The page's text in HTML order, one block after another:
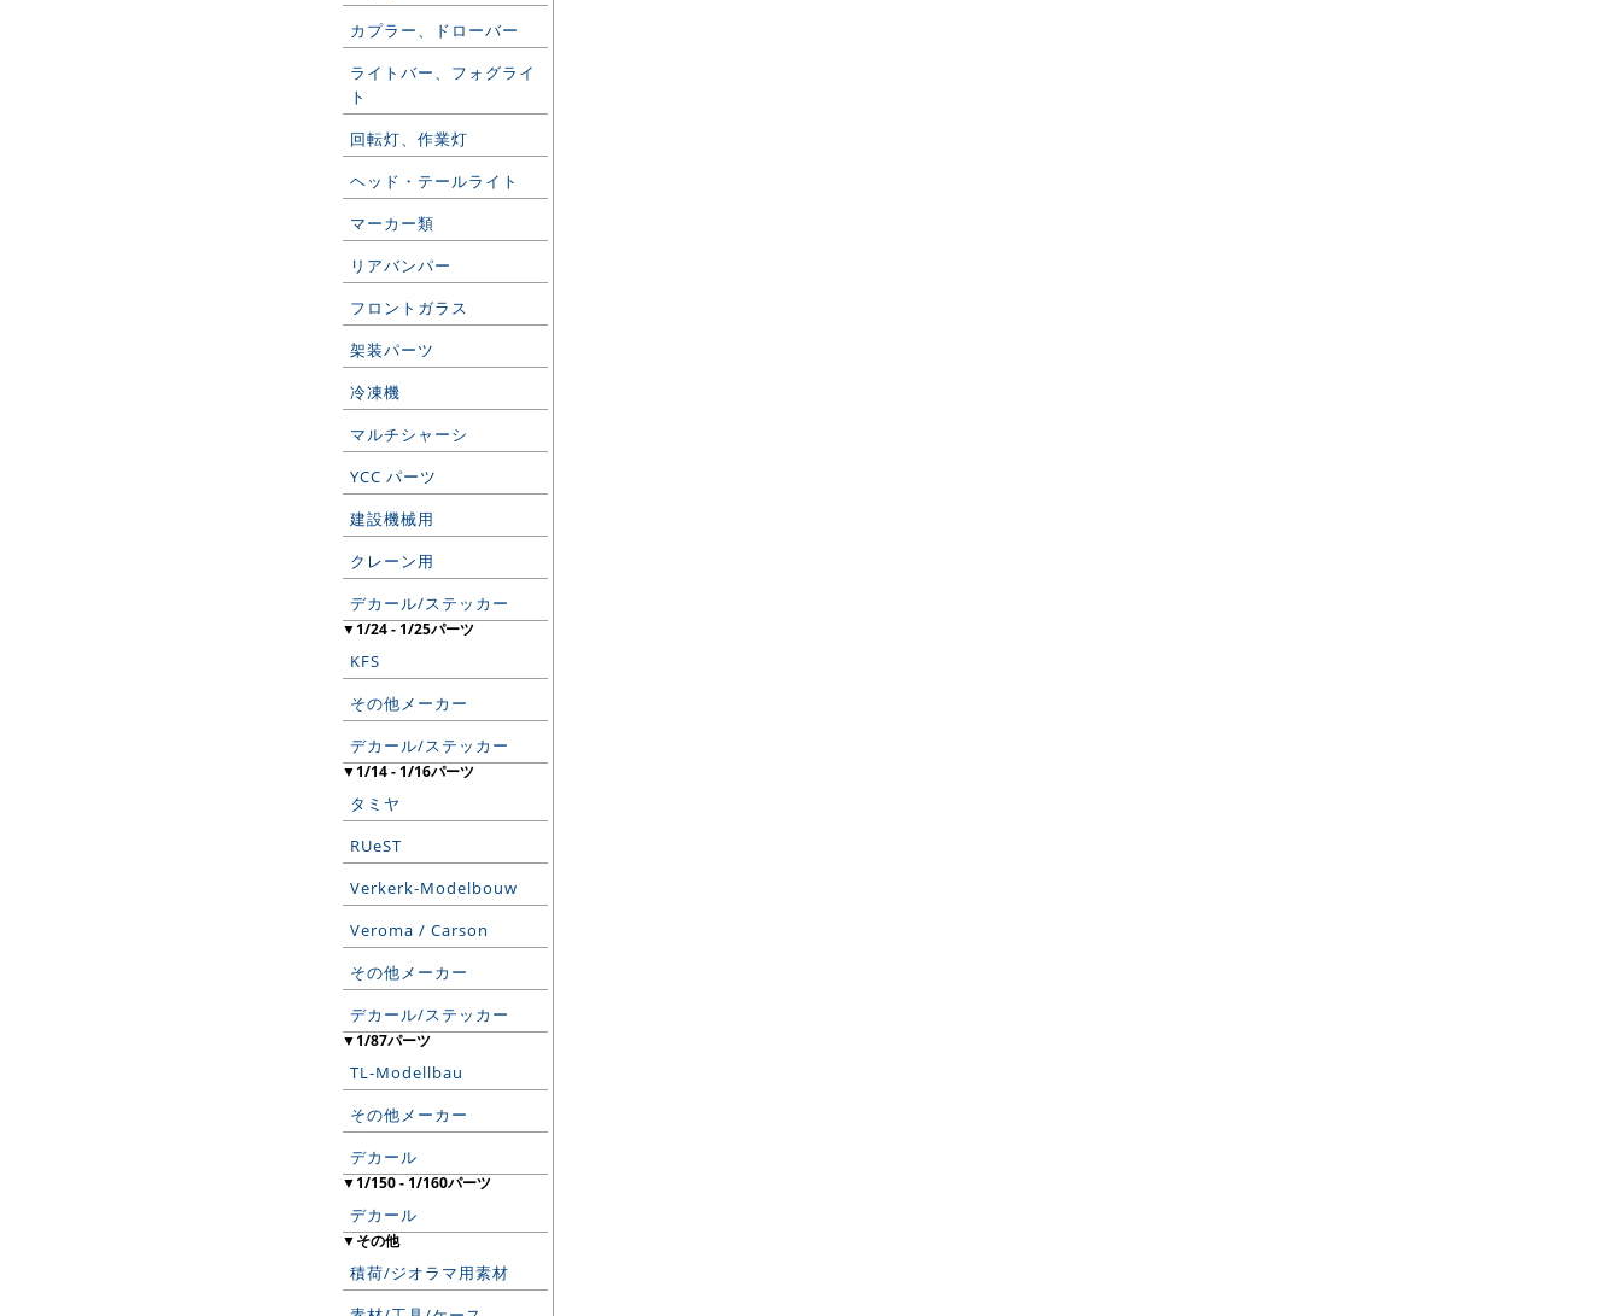
カプラー、ドローバー
ライトバー、フォグライ
ト
回転灯、作業灯
ヘッド・テールライト
マーカー類
リアバンパー
フロントガラス
架装パーツ
冷凍機
マルチシャーシ
YCC パーツ
建設機械用
クレーン用
デカール/ステッカー
▼1/24 - 1/25パーツ
KFS
その他メーカー
デカール/ステッカー
▼1/14 - 1/16パーツ
タミヤ
RUeST
Verkerk-Modelbouw
Veroma / Carson
その他メーカー
デカール/ステッカー
▼1/87パーツ
TL-Modellbau
その他メーカー
デカール
▼1/150 - 1/160パーツ
デカール
▼その他
積荷/ジオラマ用素材